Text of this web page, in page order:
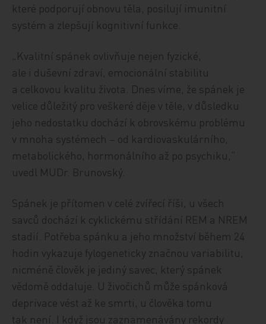
které podporují obnovu těla, posilují imunitní
systém a zlepšují kognitivní funkce.
„Kvalitní spánek ovlivňuje nejen fyzické,
ale i duševní zdraví, emocionální stabilitu
a celkovou kvalitu života. Dnes víme, že spánek je
velice důležitý pro veškeré děje v těle, v důsledku
jeho nedostatku dochází k obrovskému problému
v mnoha systémech – od kardiovaskulárního,
metabolického, hormonálního až po psychiku,“
uvedl MUDr. Brunovský.
Spánek je přítomen v celé zvířecí říši, u všech
savců dochází k cyklickému střídání REM a NREM
stadií. Potřeba spánku a jeho množství během 24
hodin vykazuje fylogeneticky značnou variabilitu,
nicméně člověk je jediný savec, který spánek
vědomě oddaluje. U živočichů může spánková
deprivace vést až ke smrti, u člověka tomu
tak není. I když jsou zaznamenávány rekordy